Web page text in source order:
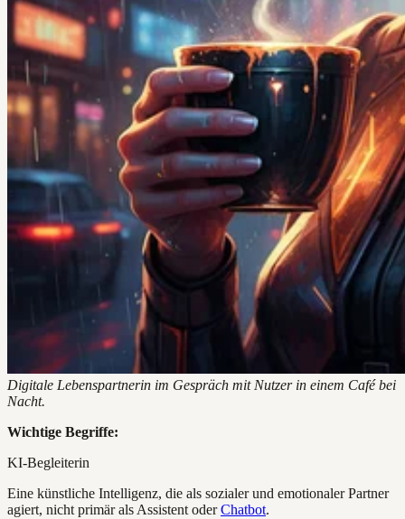
Digitale Lebenspartnerin im Gespräch mit Nutzer in einem Café bei
Nacht.
Wichtige Begriffe:
KI-Begleiterin
Eine künstliche Intelligenz, die als sozialer und emotionaler Partner
agiert, nicht primär als Assistent oderChatbot.